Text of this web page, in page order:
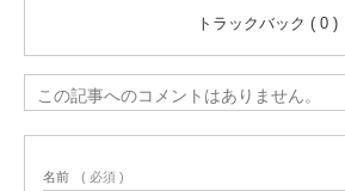
トラックバック ( 0 )
この記事へのコメントはありません。
名前 ( 必須 )